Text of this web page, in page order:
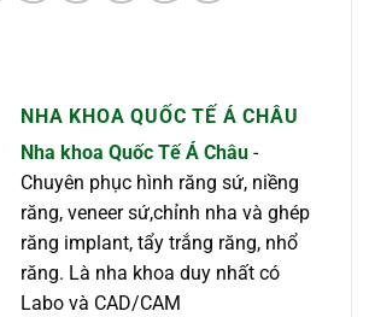
NHA KHOA QUỐC TẾ Á CHÂU
Nha khoa Quốc Tế Á Châu -
Chuyên phục hình răng sứ, niềng
răng, veneer sứ,chỉnh nha và ghép
răng implant, tẩy trắng răng, nhổ
răng. Là nha khoa duy nhất có
Labo và CAD/CAM